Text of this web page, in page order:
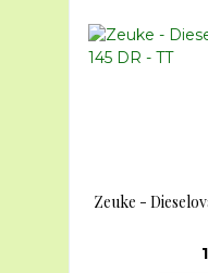
Zeuke -